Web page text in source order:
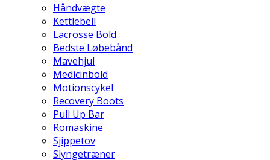
Håndvægte
Kettlebell
Lacrosse Bold
Bedste Løbebånd
Mavehjul
Medicinbold
Motionscykel
Recovery Boots
Pull Up Bar
Romaskine
Sjippetov
Slyngetræner